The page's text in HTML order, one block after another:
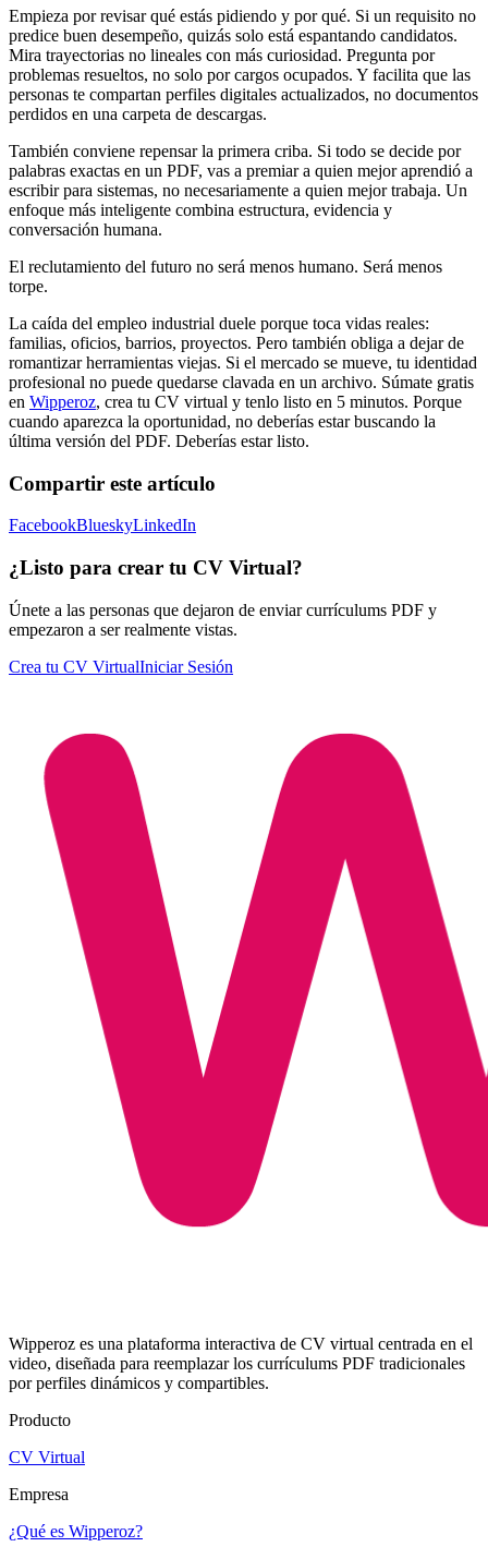
Empieza por revisar qué estás pidiendo y por qué. Si un requisito no
predice buen desempeño, quizás solo está espantando candidatos.
Mira trayectorias no lineales con más curiosidad. Pregunta por
problemas resueltos, no solo por cargos ocupados. Y facilita que las
personas te compartan perfiles digitales actualizados, no documentos
perdidos en una carpeta de descargas.
También conviene repensar la primera criba. Si todo se decide por
palabras exactas en un PDF, vas a premiar a quien mejor aprendió a
escribir para sistemas, no necesariamente a quien mejor trabaja. Un
enfoque más inteligente combina estructura, evidencia y
conversación humana.
El reclutamiento del futuro no será menos humano. Será menos
torpe.
La caída del empleo industrial duele porque toca vidas reales:
familias, oficios, barrios, proyectos. Pero también obliga a dejar de
romantizar herramientas viejas. Si el mercado se mueve, tu identidad
profesional no puede quedarse clavada en un archivo. Súmate gratis
en Wipperoz, crea tu CV virtual y tenlo listo en 5 minutos. Porque
cuando aparezca la oportunidad, no deberías estar buscando la
última versión del PDF. Deberías estar listo.
Compartir este artículo
FacebookBlueskyLinkedIn
¿Listo para crear tu CV Virtual?
Únete a las personas que dejaron de enviar currículums PDF y
empezaron a ser realmente vistas.
Crea tu CV VirtualIniciar Sesión
Wipperoz es una plataforma interactiva de CV virtual centrada en el
video, diseñada para reemplazar los currículums PDF tradicionales
por perfiles dinámicos y compartibles.
Producto
CV Virtual
Empresa
¿Qué es Wipperoz?